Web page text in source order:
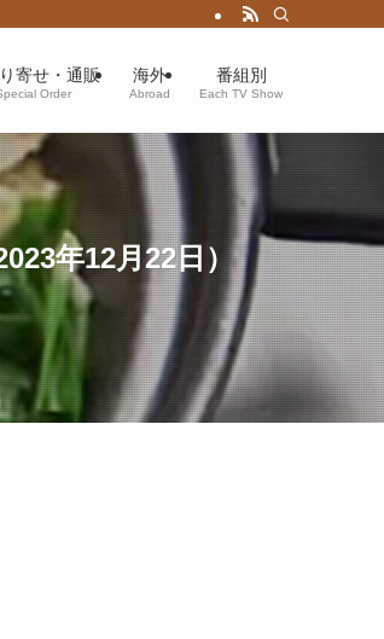
寄せ・通販
Order
海外
Abroad
番組別
Each TV Show
年12月22日）